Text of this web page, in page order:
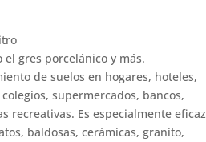
el gres porcelánico y más.
de suelos en hogares, hoteles,
supermercados, bancos,
recreativas. Es especialmente eficaz
baldosas, cerámicas, granito,